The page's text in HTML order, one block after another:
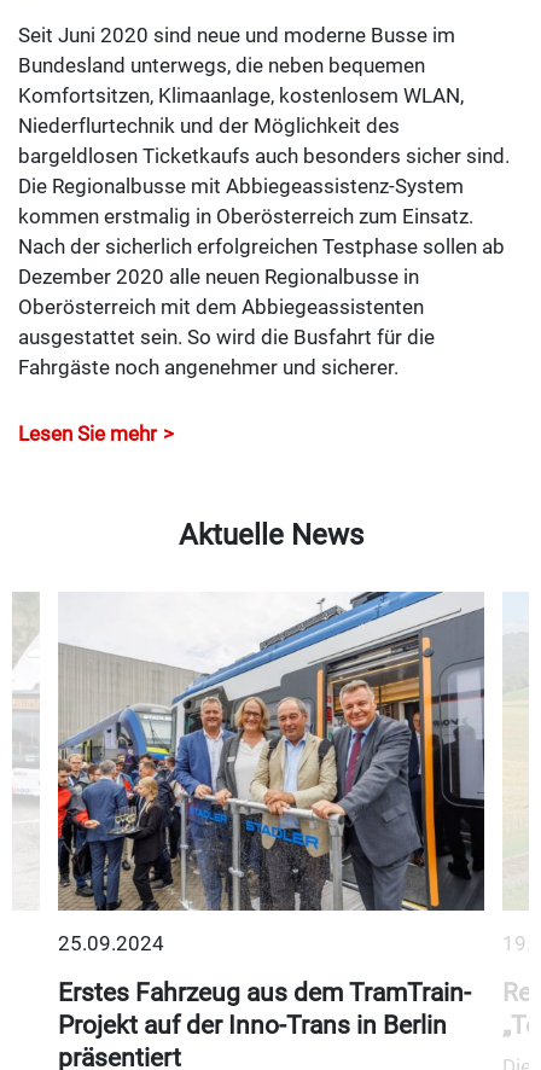
Seit Juni 2020 sind neue und moderne Busse im
Bundesland unterwegs, die neben bequemen
Komfortsitzen, Klimaanlage, kostenlosem WLAN,
Niederflurtechnik und der Möglichkeit des
bargeldlosen Ticketkaufs auch besonders sicher sind.
Die Regionalbusse mit Abbiegeassistenz-System
kommen erstmalig in Oberösterreich zum Einsatz.
Nach der sicherlich erfolgreichen Testphase sollen ab
Dezember 2020 alle neuen Regionalbusse in
Oberösterreich mit dem Abbiegeassistenten
ausgestattet sein. So wird die Busfahrt für die
Fahrgäste noch angenehmer und sicherer.
Lesen Sie mehr
Aktuelle News
25.09.2024
Erstes Fahrzeug aus dem TramTrain-
Projekt auf der Inno-Trans in Berlin
präsentiert